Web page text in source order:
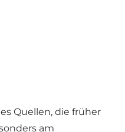
Quellen, die früher
am